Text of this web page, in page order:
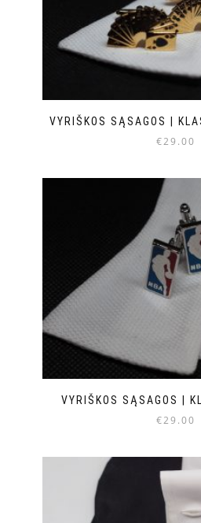
VYRIŠKOS SĄSAGOS |
€29.00
VYRIŠKOS SĄSAGOS |
€29.00